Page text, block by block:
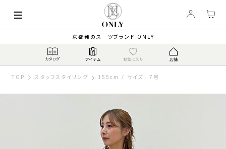
京都発のスーツブランド ONLY
TOP スタッフスタイリング 155cm / サイズ 7号